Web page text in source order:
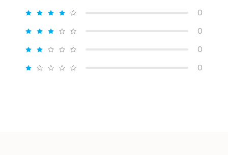
0
0
0
0